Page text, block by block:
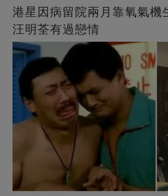
港星因病留院兩月靠氧氣機
汪明荃有過戀情